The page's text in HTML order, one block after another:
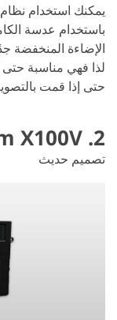
يمكنك استخدام نظام
باستخدام عدسة
الإضاءة المنخفضة
لذا فهي مناسبة
حتى إذا قمت
2. Fujifilm X100V
تصميم حديث